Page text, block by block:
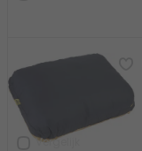
Vergelijk